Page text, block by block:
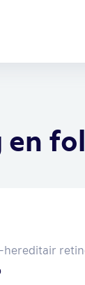
en
hereditair